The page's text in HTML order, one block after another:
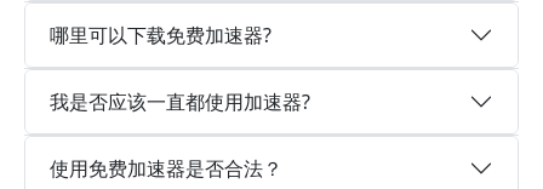
哪里可以下载免费加速器?
我是否应该一直都使用加速器?
使用免费加速器是否合法？